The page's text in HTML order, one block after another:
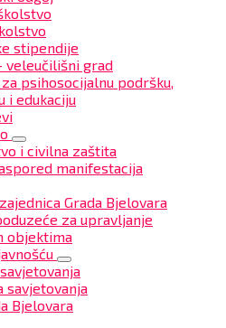
stipendije
veleučilišni grad
psihosocijalnu podršku,
i edukaciju
i civilna zaštita
manifestacija
Grada Bjelovara
za upravljanje
objektima
savjetovanja
Bjelovara